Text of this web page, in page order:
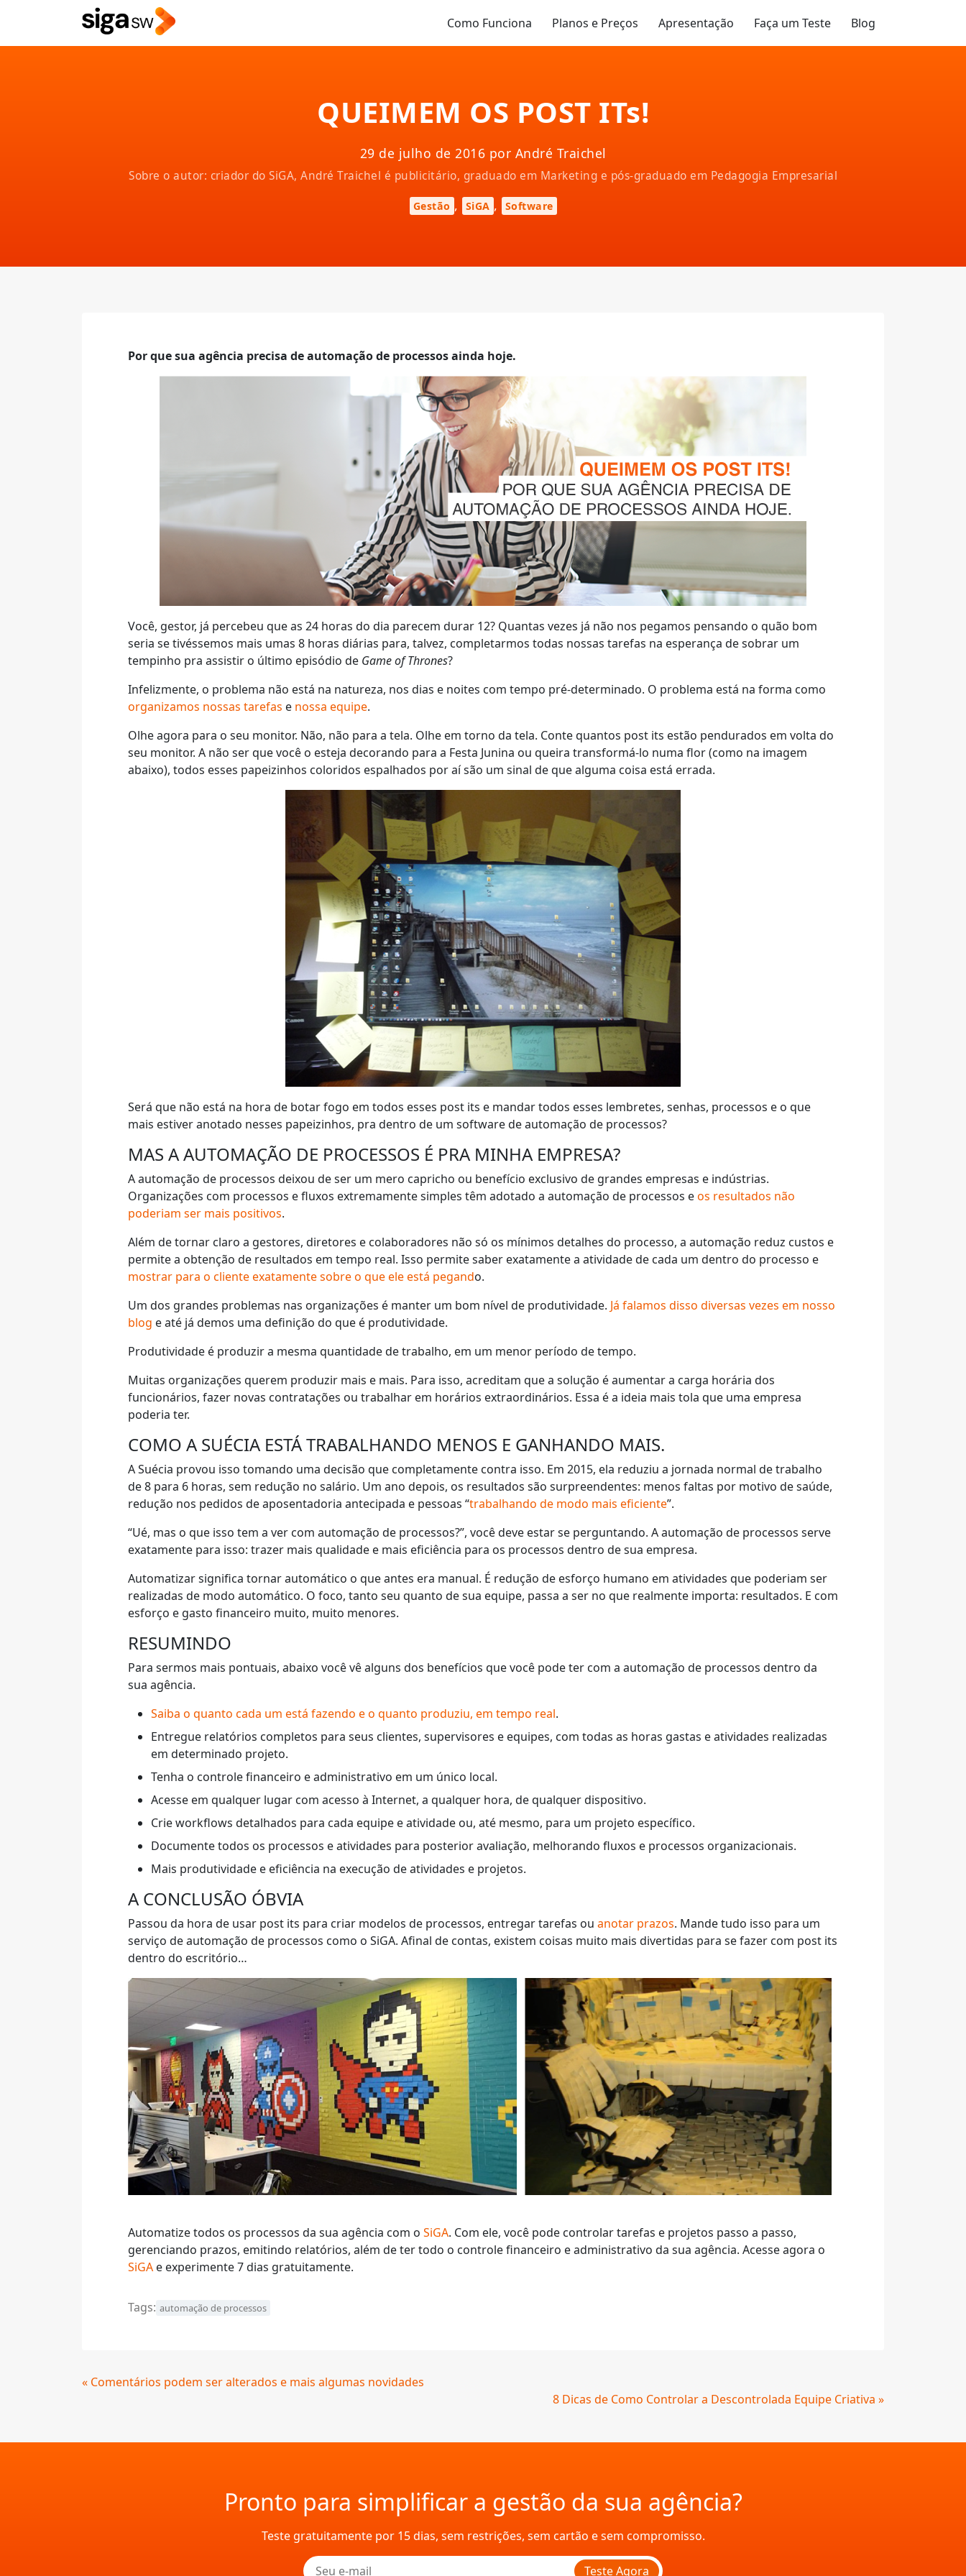
Como Funciona Planos e Preços Apresentação Faça um Teste Blog
QUEIMEM OS POST ITs!
29 de julho de 2016 por André Traichel
Sobre o autor: criador do SiGA, André Traichel é publicitário, graduado em Marketing e pós-graduado em Pedagogia Empresarial
Gestão , SiGA , Software
Por que sua agência precisa de automação de processos ainda hoje.
Você, gestor, já percebeu que as 24 horas do dia parecem durar 12? Quantas vezes já não nos pegamos pensando o quão bom
seria se tivéssemos mais umas 8 horas diárias para, talvez, completarmos todas nossas tarefas na esperança de sobrar um
tempinho pra assistir o último episódio de Game of Thrones?
Infelizmente, o problema não está na natureza, nos dias e noites com tempo pré-determinado. O problema está na forma como
organizamos nossas tarefas e nossa equipe.
Olhe agora para o seu monitor. Não, não para a tela. Olhe em torno da tela. Conte quantos post its estão pendurados em volta do
seu monitor. A não ser que você o esteja decorando para a Festa Junina ou queira transformá-lo numa flor (como na imagem
abaixo), todos esses papeizinhos coloridos espalhados por aí são um sinal de que alguma coisa está errada.
Será que não está na hora de botar fogo em todos esses post its e mandar todos esses lembretes, senhas, processos e o que
mais estiver anotado nesses papeizinhos, pra dentro de um software de automação de processos?
MAS A AUTOMAÇÃO DE PROCESSOS É PRA MINHA EMPRESA?
A automação de processos deixou de ser um mero capricho ou benefício exclusivo de grandes empresas e indústrias.
Organizações com processos e fluxos extremamente simples têm adotado a automação de processos eos resultados não
poderiam ser mais positivos.
Além de tornar claro a gestores, diretores e colaboradores não só os mínimos detalhes do processo, a automação reduz custos e
permite a obtenção de resultados em tempo real. Isso permite saber exatamente a atividade de cada um dentro do processo e
mostrar para o cliente exatamente sobre o que ele está pegando.
Um dos grandes problemas nas organizações é manter um bom nível de produtividade. Já falamos disso diversas vezes em nosso
blog e até já demos uma definição do que é produtividade.
Produtividade é produzir a mesma quantidade de trabalho, em um menor período de tempo.
Muitas organizações querem produzir mais e mais. Para isso, acreditam que a solução é aumentar a carga horária dos
funcionários, fazer novas contratações ou trabalhar em horários extraordinários. Essa é a ideia mais tola que uma empresa
poderia ter.
COMO A SUÉCIA ESTÁ TRABALHANDO MENOS E GANHANDO MAIS.
A Suécia provou isso tomando uma decisão que completamente contra isso. Em 2015, ela reduziu a jornada normal de trabalho
de 8 para 6 horas, sem redução no salário. Um ano depois, os resultados são surpreendentes: menos faltas por motivo de saúde,
redução nos pedidos de aposentadoria antecipada e pessoas “trabalhando de modo mais eficiente”.
“Ué, mas o que isso tem a ver com automação de processos?”, você deve estar se perguntando. A automação de processos serve
exatamente para isso: trazer mais qualidade e mais eficiência para os processos dentro de sua empresa.
Automatizar significa tornar automático o que antes era manual. É redução de esforço humano em atividades que poderiam ser
realizadas de modo automático. O foco, tanto seu quanto de sua equipe, passa a ser no que realmente importa: resultados. E com
esforço e gasto financeiro muito, muito menores.
RESUMINDO
Para sermos mais pontuais, abaixo você vê alguns dos benefícios que você pode ter com a automação de processos dentro da
sua agência.
Saiba o quanto cada um está fazendo e o quanto produziu, em tempo real.
Entregue relatórios completos para seus clientes, supervisores e equipes, com todas as horas gastas e atividades realizadas
em determinado projeto.
Tenha o controle financeiro e administrativo em um único local.
Acesse em qualquer lugar com acesso à Internet, a qualquer hora, de qualquer dispositivo.
Crie workflows detalhados para cada equipe e atividade ou, até mesmo, para um projeto específico.
Documente todos os processos e atividades para posterior avaliação, melhorando fluxos e processos organizacionais.
Mais produtividade e eficiência na execução de atividades e projetos.
A CONCLUSÃO ÓBVIA
Passou da hora de usar post its para criar modelos de processos, entregar tarefas ou anotar prazos. Mande tudo isso para um
serviço de automação de processos como o SiGA. Afinal de contas, existem coisas muito mais divertidas para se fazer com post its
dentro do escritório…
Automatize todos os processos da sua agência com o SiGA. Com ele, você pode controlar tarefas e projetos passo a passo,
gerenciando prazos, emitindo relatórios, além de ter todo o controle financeiro e administrativo da sua agência. Acesse agora o
SiGA e experimente 7 dias gratuitamente.
Tags: automação de processos
Continue
« Comentários podem ser alterados e mais algumas novidades
8 Dicas de Como Controlar a Descontrolada Equipe Criativa »
Pronto para simplificar a gestão da sua agência?
Teste gratuitamente por 15 dias, sem restrições, sem cartão e sem compromisso.
Teste Agora